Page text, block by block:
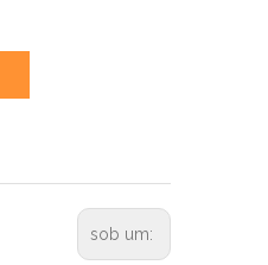
sob um: